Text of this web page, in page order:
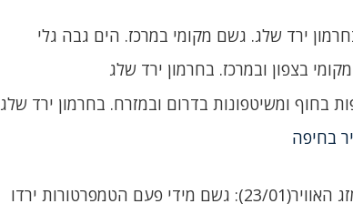
ירד שלג. גשם מקומי במרכז. הים גבה גלי
בצפון ובמרכז. בחרמון ירד שלג
בחוף ומשיטפונות בדרום ובמזרח. בחרמון ירד שלג
בחיפה
מידי פעם הטמפרטורות ירדו